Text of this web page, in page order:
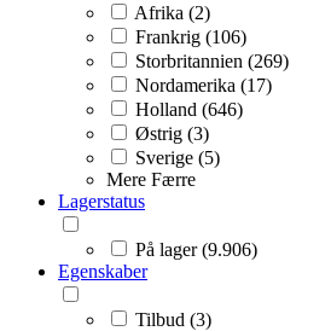
Afrika (2)
Frankrig (106)
Storbritannien (269)
Nordamerika (17)
Holland (646)
Østrig (3)
Sverige (5)
Mere Færre
Lagerstatus
På lager (9.906)
Egenskaber
Tilbud (3)